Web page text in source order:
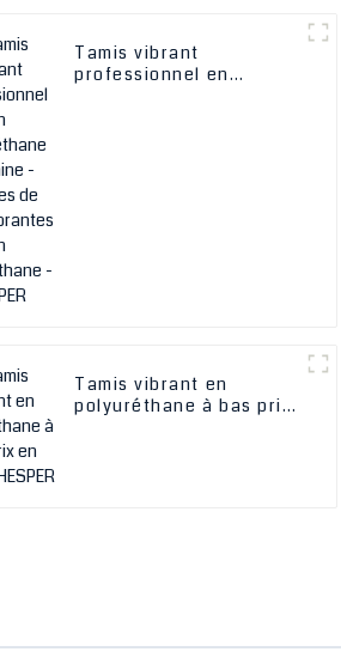
Tamis vibrant
professionnel en
Tamis vibrant en
polyuréthane à bas prix